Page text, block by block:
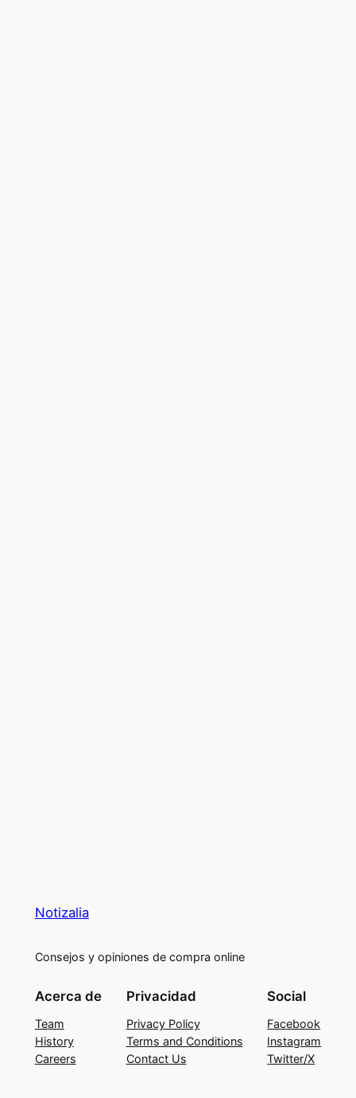
Notizalia
Consejos y opiniones de compra online
Acerca de
Team
History
Careers
Privacidad
Privacy Policy
Terms and Conditions
Contact Us
Social
Facebook
Instagram
Twitter/X